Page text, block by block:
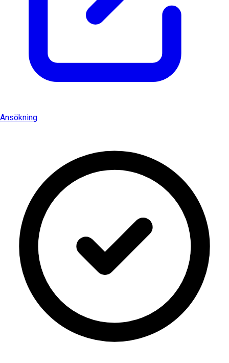
Ansökning